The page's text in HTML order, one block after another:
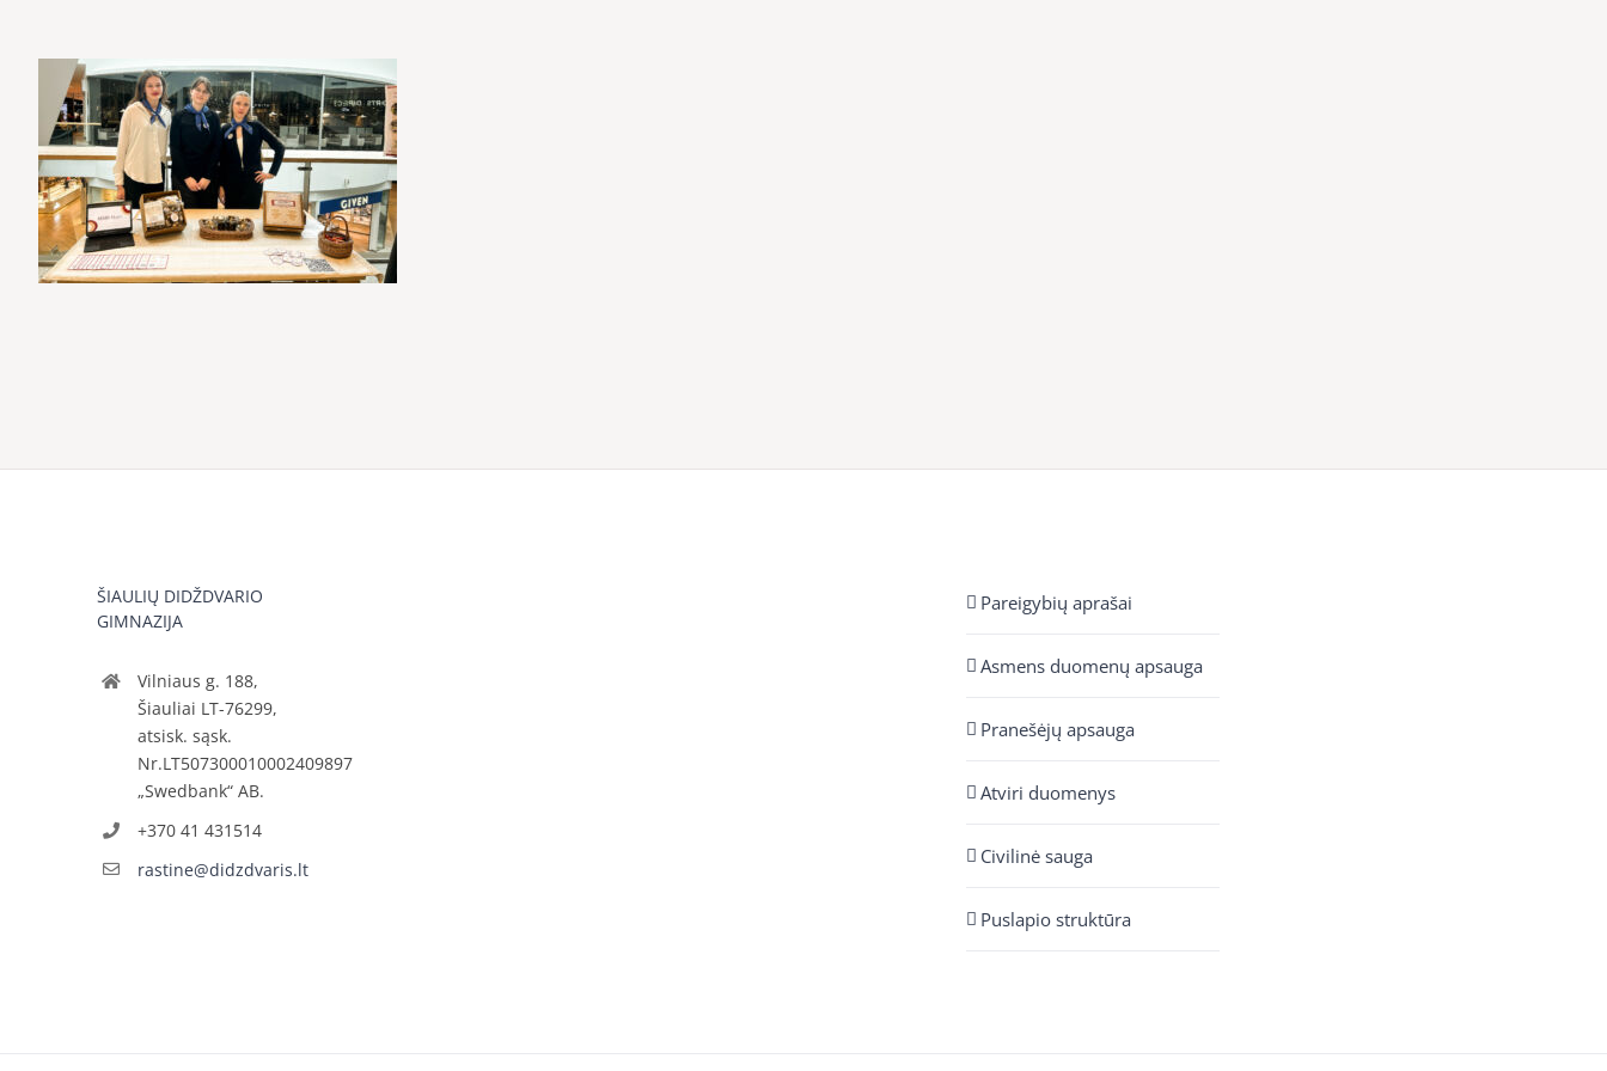
ŠIAULIŲ DIDŽDVARIO
GIMNAZIJA
Vilniaus g. 188,
Šiauliai LT-76299,
atsisk. sąsk.
Nr.LT507300010002409897
„Swedbank“ AB.
+370 41 431514
rastine@didzdvaris.lt
Pareigybių aprašai
Asmens duomenų apsauga
Pranešėjų apsauga
Atviri duomenys
Civilinė sauga
Puslapio struktūra